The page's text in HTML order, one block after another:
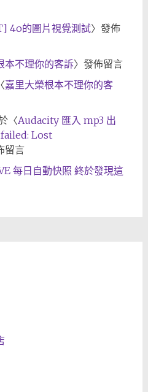
4o的圖片視覺測試〉發佈
本不理你的客訴〉發佈留言
嘉里大榮根本不理你的客
〈Audacity 匯入 mp3 出
Lost
留言
每日自動快照 終於發現這